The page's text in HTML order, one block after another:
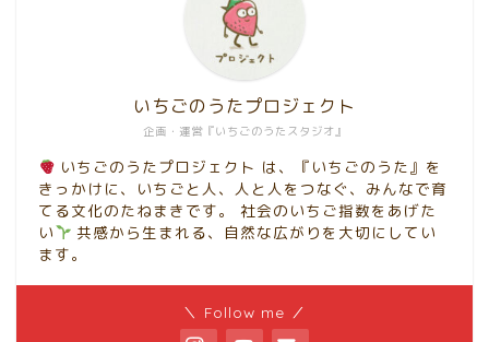
企画・運営『いちごのうたスタジオ』
いちごのうたプロジェクト
いちごのうたプロジェクト は、『いちごのうた』を
きっかけに、いちごと人、人と人をつなぐ、みんなで育
てる文化のたねまきです。 社会のいちご指数をあげた
い
共感から生まれる、自然な広がりを大切にしてい
ます。
＼ Follow me ／